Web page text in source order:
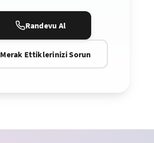
Randevu Al
Merak Ettiklerinizi Sorun